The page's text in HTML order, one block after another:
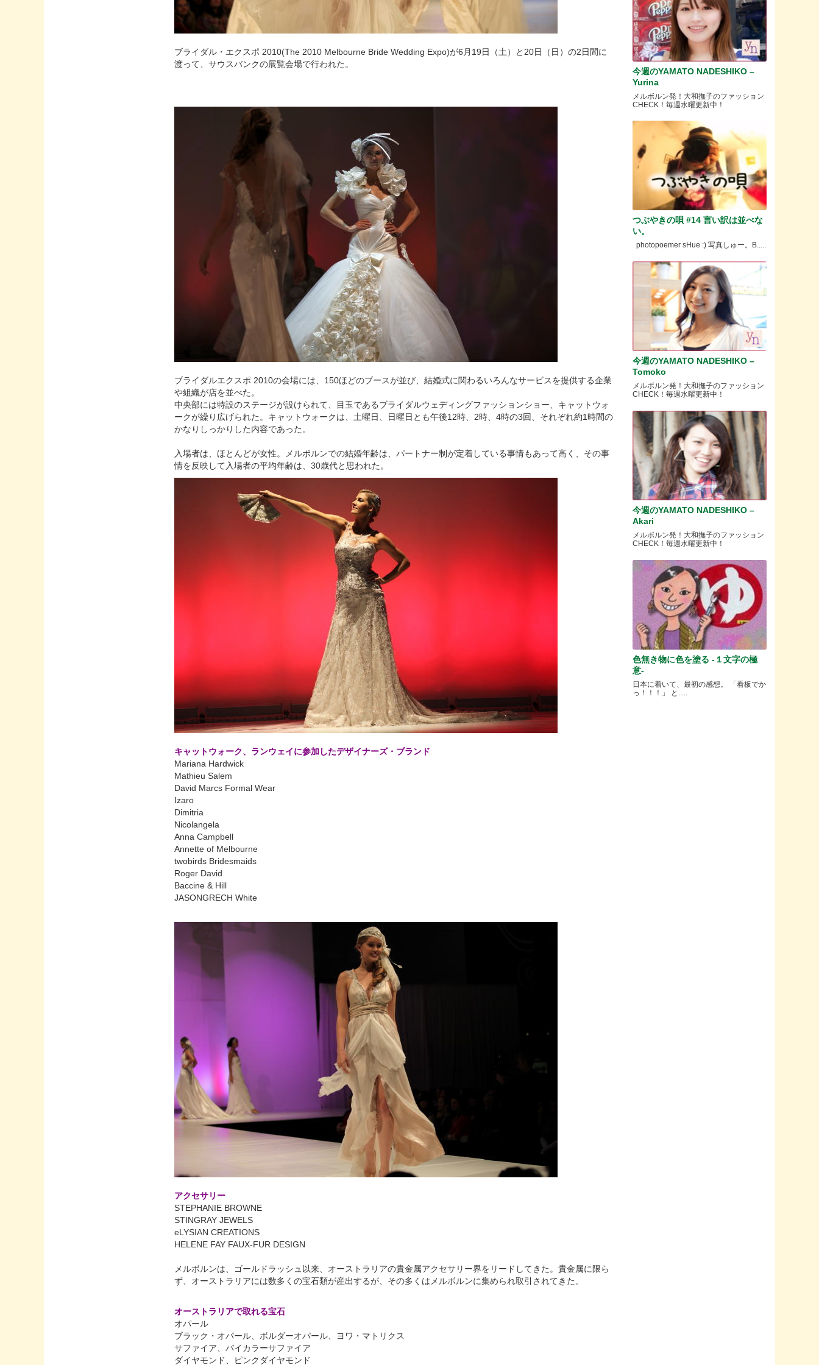
ブライダル・エクスポ 2010(The 2010 Melbourne Bride Wedding Expo)が6月19日（土）と20日（日）の2日間に
渡って、サウスバンクの展覧会場で行われた。
ブライダルエクスポ 2010の会場には、150ほどのブースが並び、結婚式に関わるいろんなサービスを提供する企業
や組織が店を並べた。
中央部には特設のステージが設けられて、目玉であるブライダルウェディングファッションショー、キャットウォ
ークが繰り広げられた。キャットウォークは、土曜日、日曜日とも午後12時、2時、4時の3回、それぞれ約1時間の
かなりしっかりした内容であった。
入場者は、ほとんどが女性。メルボルンでの結婚年齢は、パートナー制が定着している事情もあって高く、その事
情を反映して入場者の平均年齢は、30歳代と思われた。
キャットウォーク、ランウェイに参加したデザイナーズ・ブランド
Mariana Hardwick
Mathieu Salem
David Marcs Formal Wear
Izaro
Dimitria
Nicolangela
Anna Campbell
Annette of Melbourne
twobirds Bridesmaids
Roger David
Baccine & Hill
JASONGRECH White
アクセサリー
STEPHANIE BROWNE
STINGRAY JEWELS
eLYSIAN CREATIONS
HELENE FAY FAUX-FUR DESIGN
メルボルンは、ゴールドラッシュ以来、オーストラリアの貴金属アクセサリー界をリードしてきた。貴金属に限ら
ず、オーストラリアには数多くの宝石類が産出するが、その多くはメルボルンに集められ取引されてきた。
オーストラリアで取れる宝石
オパール
ブラック・オパール、ボルダーオパール、ヨワ・マトリクス
サファイア、バイカラーサファイア
ダイヤモンド、ピンクダイヤモンド
今週のYAMATO NADESHIKO –
Yurina
メルボルン発！大和撫子のファッション
CHECK！毎週水曜更新中！
つぶやきの唄 #14 言い訳は並べな
い。
photopoemer sHue :) 写真しゅー。B.....
今週のYAMATO NADESHIKO –
Tomoko
メルボルン発！大和撫子のファッション
CHECK！毎週水曜更新中！
今週のYAMATO NADESHIKO –
Akari
メルボルン発！大和撫子のファッション
CHECK！毎週水曜更新中！
色無き物に色を塗る -１文字の極
意-
日本に着いて、最初の感想。 「看板でか
っ！！！」 と.....